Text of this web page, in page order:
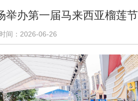
举办第一届马来西亚榴莲节
时间：2026-06-26